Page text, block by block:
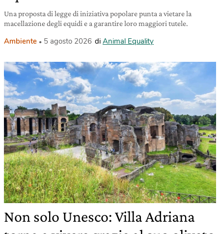
Una proposta di legge di iniziativa popolare punta a vietare la
macellazione degli equidi e a garantire loro maggiori tutele.
Ambiente 5 agosto 2026 di Animal Equality
Non solo Unesco: Villa Adriana